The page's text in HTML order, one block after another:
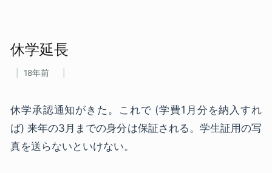
休学延長
18年前
休学承認通知がきた。これで (学費1月分を納入すれ
ば) 来年の3月までの身分は保証される。学生証用の写
真を送らないといけない。